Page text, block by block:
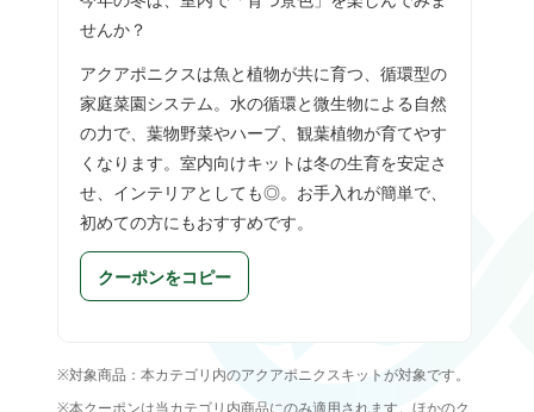
せんか？
アクアポニクスは魚と植物が共に育つ、循環型の
家庭菜園システム。水の循環と微生物による自然
の力で、葉物野菜やハーブ、観葉植物が育てやす
くなります。室内向けキットは冬の生育を安定さ
せ、インテリアとしても◎。お手入れが簡単で、
初めての方にもおすすめです。
クーポンをコピー
※対象商品：本カテゴリ内のアクアポニクスキットが対象です。
※本クーポンは当カテゴリ内商品にのみ適用されます。ほかのク